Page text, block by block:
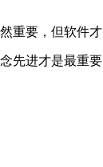
重要，但软件才
先进才是最重要